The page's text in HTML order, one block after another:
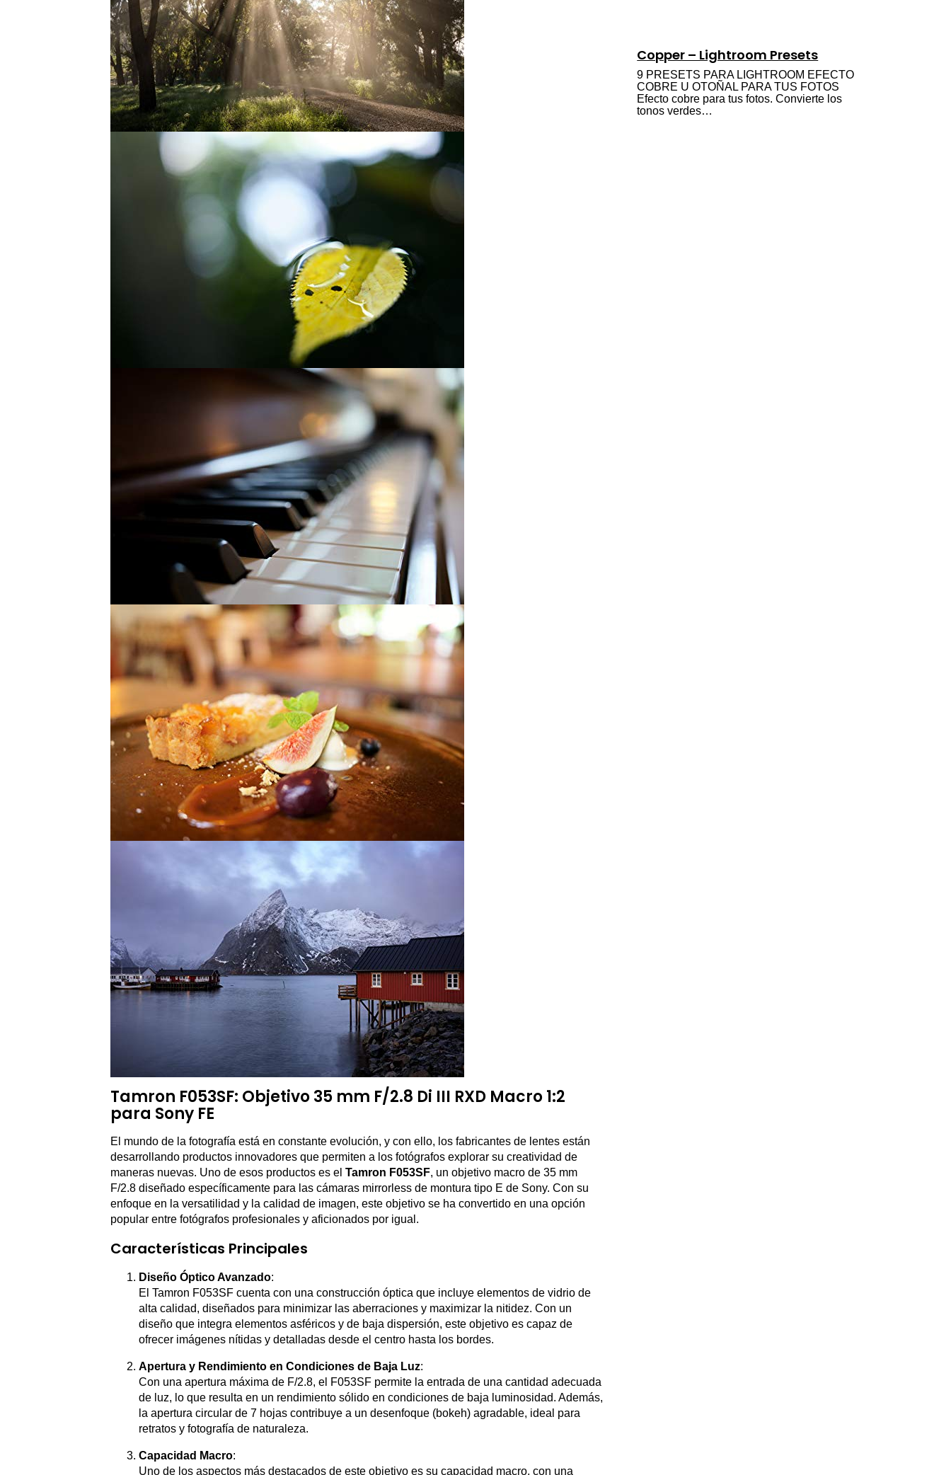
Tamron F053SF: Objetivo 35 mm F/2.8 Di III RXD Macro 1:2
para Sony FE
El mundo de la fotografía está en constante evolución, y con ello, los fabricantes de lentes están
desarrollando productos innovadores que permiten a los fotógrafos explorar su creatividad de
maneras nuevas. Uno de esos productos es el Tamron F053SF, un objetivo macro de 35 mm
F/2.8 diseñado específicamente para las cámaras mirrorless de montura tipo E de Sony. Con su
enfoque en la versatilidad y la calidad de imagen, este objetivo se ha convertido en una opción
popular entre fotógrafos profesionales y aficionados por igual.
Características Principales
Diseño Óptico Avanzado:
El Tamron F053SF cuenta con una construcción óptica que incluye elementos de vidrio de
alta calidad, diseñados para minimizar las aberraciones y maximizar la nitidez. Con un
diseño que integra elementos asféricos y de baja dispersión, este objetivo es capaz de
ofrecer imágenes nítidas y detalladas desde el centro hasta los bordes.
Apertura y Rendimiento en Condiciones de Baja Luz:
Con una apertura máxima de F/2.8, el F053SF permite la entrada de una cantidad adecuada
de luz, lo que resulta en un rendimiento sólido en condiciones de baja luminosidad. Además,
la apertura circular de 7 hojas contribuye a un desenfoque (bokeh) agradable, ideal para
retratos y fotografía de naturaleza.
Capacidad Macro:
Uno de los aspectos más destacados de este objetivo es su capacidad macro, con una
Copper – Lightroom Presets
9 PRESETS PARA LIGHTROOM EFECTO
COBRE U OTOÑAL PARA TUS FOTOS
Efecto cobre para tus fotos. Convierte los
tonos verdes…